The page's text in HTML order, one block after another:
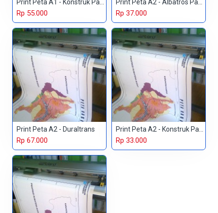
Print Peta A1 - Konstruk Paper 230 gr
Rp 55.000
Print Peta A2 - Albatros Paper
Rp 37.000
Print Peta A2 - Duraltrans
Rp 67.000
Print Peta A2 - Konstruk Paper 150 gr
Rp 33.000